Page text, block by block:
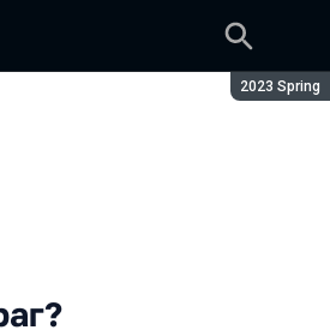
Сезон:
2023 Spring